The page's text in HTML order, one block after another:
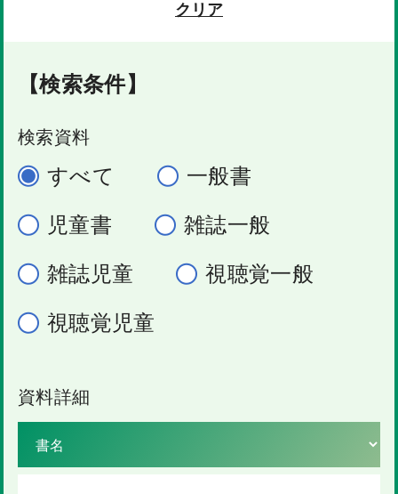
クリア
【検索条件】
検索資料
すべて 一般書
児童書 雑誌一般
雑誌児童 視聴覚一般
視聴覚児童
資料詳細